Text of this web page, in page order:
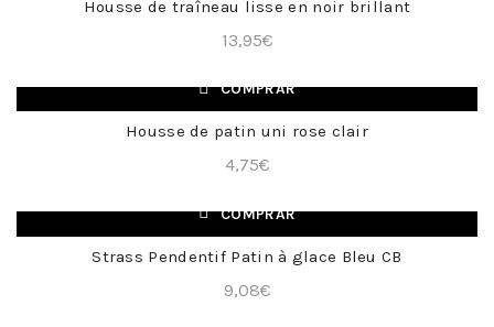
+
Housse de traîneau lisse en noir brillant
13,95€
COMPRAR
+
Housse de patin uni rose clair
4,75€
COMPRAR
+
Strass Pendentif Patin à glace Bleu CB
9,08€